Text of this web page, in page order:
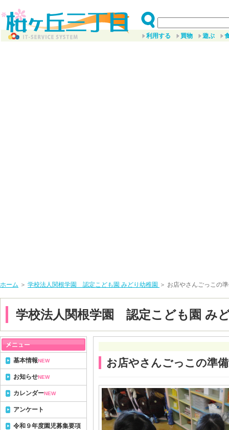
利用する 買物 遊ぶ
ホーム ＞ 学校法人関根学園 認定こども園 みどり幼稚園 ＞ お店やさんごっこの
学校法人関根学園 認定こども園 み
お店やさんごっこの準
基本情報NEW
お知らせNEW
カレンダーNEW
アンケート
令和９年度園児募集要項